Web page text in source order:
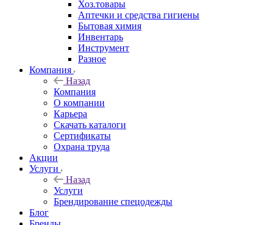
Хоз.товары
Аптечки и средства гигиены
Бытовая химия
Инвентарь
Инструмент
Разное
Компания
Назад
Компания
О компании
Карьера
Cкачать каталоги
Сертификаты
Охрана труда
Акции
Услуги
Назад
Услуги
Брендирование спецодежды
Блог